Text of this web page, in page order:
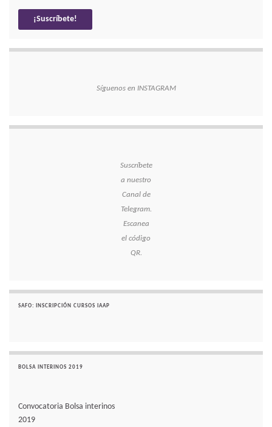
Síguenos en INSTAGRAM
Suscríbete
a nuestro
Canal de
Telegram.
Escanea
el código
QR.
SAFO: INSCRIPCIÓN CURSOS IAAP
BOLSA INTERINOS 2019
Convocatoria Bolsa interinos
2019